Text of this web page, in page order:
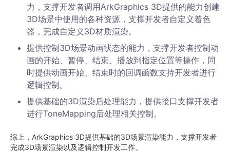
力，支撑开发者调用ArkGraphics 3D提供的能力创建
3D场景中使用的各种资源，支撑开发者自定义着色
器，完成自定义3D材质渲染。
提供控制3D场景动画状态的能力，支撑开发者控制动
画的开始、暂停、结束、播放到指定位置等操作，同
时提供动画开始、结束时的回调函数支持开发者进行
逻辑控制。
提供基础的3D渲染后处理能力，提供接口支撑开发者
进行ToneMapping后处理相关控制。
综上，ArkGraphics 3D提供基础的3D场景渲染能力，支撑开发者
完成3D场景渲染以及逻辑控制开发工作。